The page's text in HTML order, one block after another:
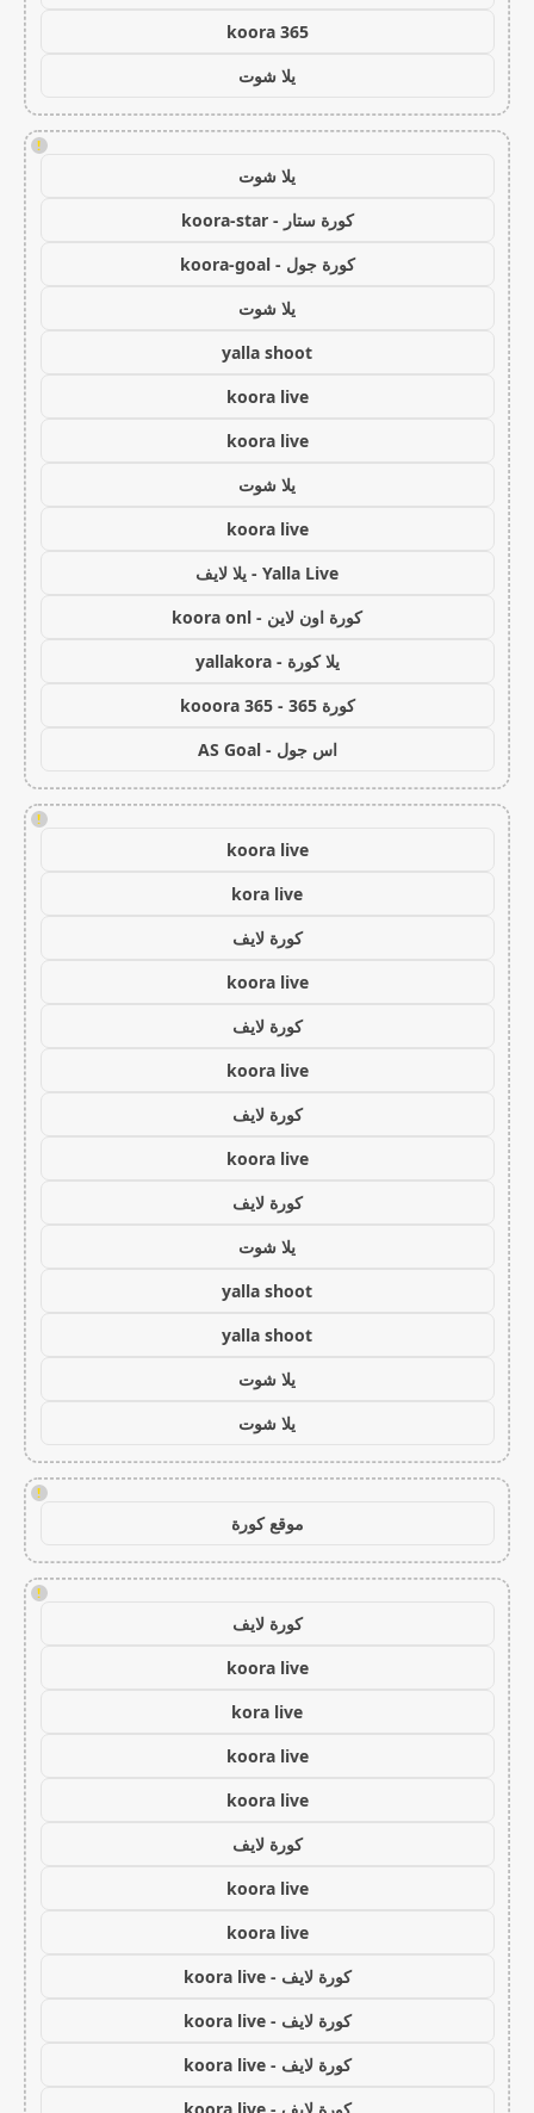
koora 365
يلا شوت
!
يلا شوت
كورة ستار - koora-star
كورة جول - koora-goal
يلا شوت
yalla shoot
koora live
koora live
يلا شوت
koora live
Yalla Live - يلا لايف
كورة اون لاين - koora onl
يلا كورة - yallakora
كورة 365 - kooora 365
اس جول - AS Goal
!
koora live
kora live
كورة لايف
koora live
كورة لايف
koora live
كورة لايف
koora live
كورة لايف
يلا شوت
yalla shoot
yalla shoot
يلا شوت
يلا شوت
!
موقع كورة
!
كورة لايف
koora live
kora live
koora live
koora live
كورة لايف
koora live
koora live
كورة لايف - koora live
كورة لايف - koora live
كورة لايف - koora live
كورة لايف - koora live